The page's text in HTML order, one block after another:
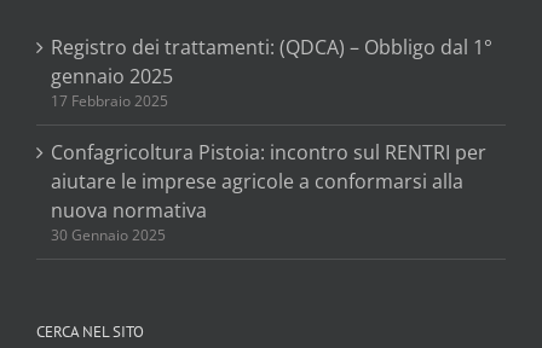
Registro dei trattamenti: (QDCA) – Obbligo dal 1°
gennaio 2025
17 Febbraio 2025
Confagricoltura Pistoia: incontro sul RENTRI per
aiutare le imprese agricole a conformarsi alla
nuova normativa
30 Gennaio 2025
CERCA NEL SITO